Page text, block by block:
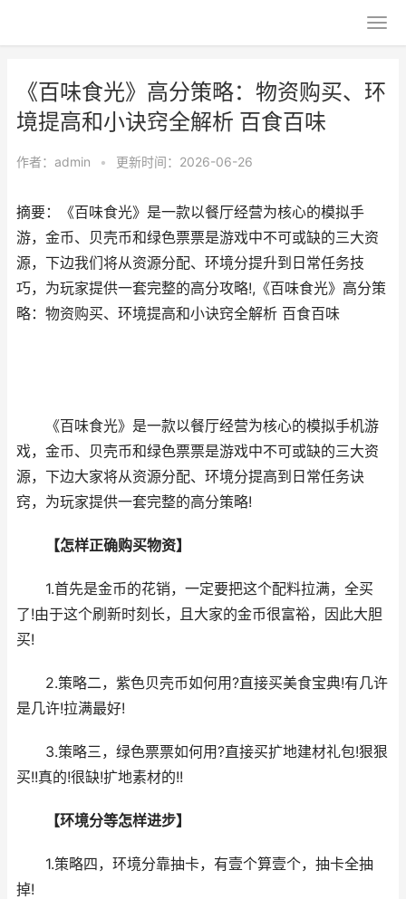
《百味食光》高分策略：物资购买、环
境提高和小诀窍全解析 百食百味
作者： admin • 更新时间：2026-06-26
摘要：《百味食光》是一款以餐厅经营为核心的模拟手
游，金币、贝壳币和绿色票票是游戏中不可或缺的三大资
源，下边我们将从资源分配、环境分提升到日常任务技
巧，为玩家提供一套完整的高分攻略!,《百味食光》高分策
略：物资购买、环境提高和小诀窍全解析 百食百味
《百味食光》是一款以餐厅经营为核心的模拟手机游
戏，金币、贝壳币和绿色票票是游戏中不可或缺的三大资
源，下边大家将从资源分配、环境分提高到日常任务诀
窍，为玩家提供一套完整的高分策略!
【怎样正确购买物资】
1.首先是金币的花销，一定要把这个配料拉满，全买
了!由于这个刷新时刻长，且大家的金币很富裕，因此大胆
买!
2.策略二，紫色贝壳币如何用?直接买美食宝典!有几许
是几许!拉满最好!
3.策略三，绿色票票如何用?直接买扩地建材礼包!狠狠
买!!真的!很缺!扩地素材的!!
【环境分等怎样进步】
1.策略四，环境分靠抽卡，有壹个算壹个，抽卡全抽
掉!